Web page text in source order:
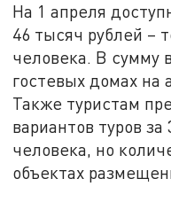
На 1 апреля
46 тысяч рублей –
человека. В сумму
гостевых домах
Также туристам
вариантов туров
человека, но
объектах